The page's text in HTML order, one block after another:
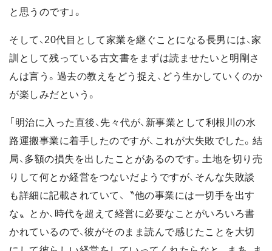
と思うのです」。
そして、20代目として家業を継ぐことになる長男には、家
訓として残っている古文書をまずは読ませたいと明剛さ
んは言う。過去の教えをどう捉え、どう生かしていくのか
が楽しみだという。
「明治に入った直後、先々代が、新事業として利根川の水
路運搬事業に着手したのですが、これが大失敗でした。結
局、多額の損失を出したことがあるのです。土地を切り売
りして何とか経営をつないだようですが、そんな失敗談
も詳細に記載されていて、〝他の事業には一切手を出す
な〟とか、時代を超えて経営に必要なことがいろいろ書
かれているので、彼がそのまま読んで感じたことを大切